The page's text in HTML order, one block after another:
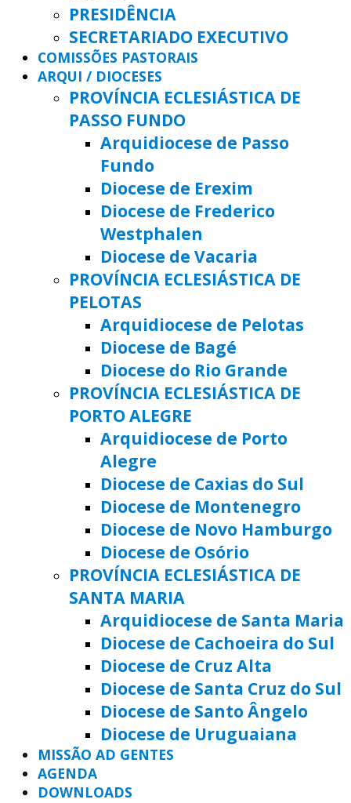
PRESIDÊNCIA
SECRETARIADO EXECUTIVO
COMISSÕES PASTORAIS
ARQUI / DIOCESES
PROVÍNCIA ECLESIÁSTICA DE
PASSO FUNDO
Arquidiocese de Passo
Fundo
Diocese de Erexim
Diocese de Frederico
Westphalen
Diocese de Vacaria
PROVÍNCIA ECLESIÁSTICA DE
PELOTAS
Arquidiocese de Pelotas
Diocese de Bagé
Diocese do Rio Grande
PROVÍNCIA ECLESIÁSTICA DE
PORTO ALEGRE
Arquidiocese de Porto
Alegre
Diocese de Caxias do Sul
Diocese de Montenegro
Diocese de Novo Hamburgo
Diocese de Osório
PROVÍNCIA ECLESIÁSTICA DE
SANTA MARIA
Arquidiocese de Santa Maria
Diocese de Cachoeira do Sul
Diocese de Cruz Alta
Diocese de Santa Cruz do Sul
Diocese de Santo Ângelo
Diocese de Uruguaiana
MISSÃO AD GENTES
AGENDA
DOWNLOADS